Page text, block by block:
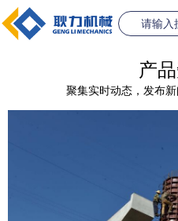
产品中心
产
聚集实时动态，发布